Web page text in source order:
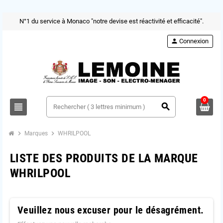
N°1 du service à Monaco "notre devise est réactivité et efficacité".
view_headline search
person Connexion
0
chevron_right Marques chevron_right WHRILPOOL
LISTE DES PRODUITS DE LA MARQUE
WHRILPOOL
Veuillez nous excuser pour le désagrément.